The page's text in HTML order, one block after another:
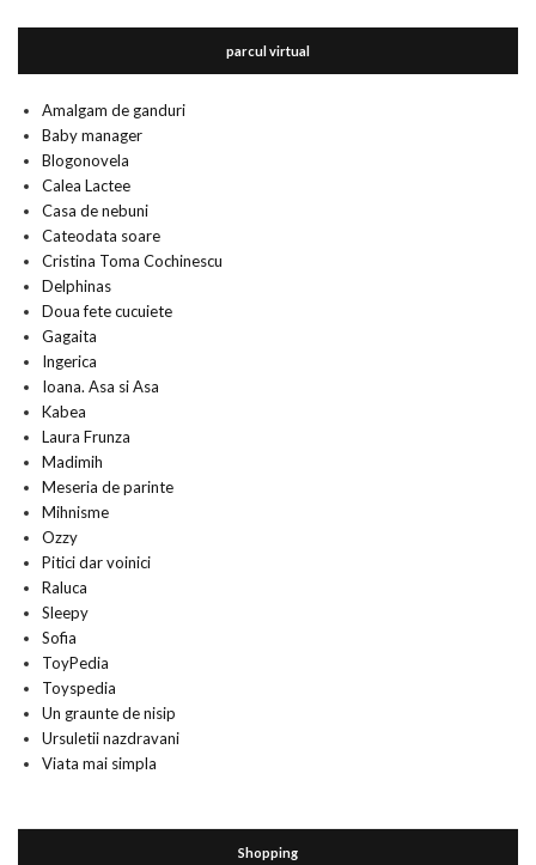
parcul virtual
Amalgam de ganduri
Baby manager
Blogonovela
Calea Lactee
Casa de nebuni
Cateodata soare
Cristina Toma Cochinescu
Delphinas
Doua fete cucuiete
Gagaita
Ingerica
Ioana. Asa si Asa
Kabea
Laura Frunza
Madimih
Meseria de parinte
Mihnisme
Ozzy
Pitici dar voinici
Raluca
Sleepy
Sofia
ToyPedia
Toyspedia
Un graunte de nisip
Ursuletii nazdravani
Viata mai simpla
Shopping